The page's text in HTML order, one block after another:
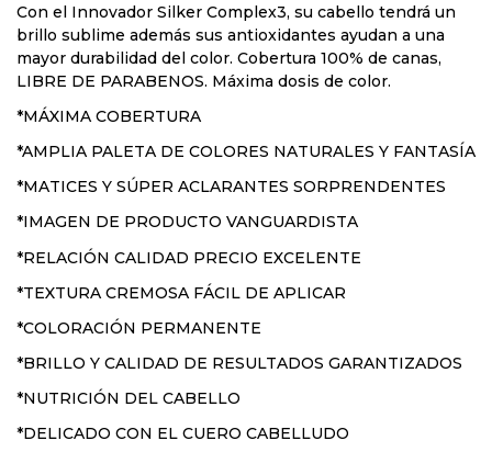
Con el Innovador Silker Complex3, su cabello tendrá un
brillo sublime además sus antioxidantes ayudan a una
mayor durabilidad del color. Cobertura 100% de canas,
LIBRE DE PARABENOS. Máxima dosis de color.
*MÁXIMA COBERTURA
*AMPLIA PALETA DE COLORES NATURALES Y FANTASÍA
*MATICES Y SÚPER ACLARANTES SORPRENDENTES
*IMAGEN DE PRODUCTO VANGUARDISTA
*RELACIÓN CALIDAD PRECIO EXCELENTE
*TEXTURA CREMOSA FÁCIL DE APLICAR
*COLORACIÓN PERMANENTE
*BRILLO Y CALIDAD DE RESULTADOS GARANTIZADOS
*NUTRICIÓN DEL CABELLO
*DELICADO CON EL CUERO CABELLUDO